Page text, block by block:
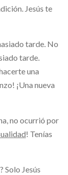
Jesús te
tarde. No
tarde.
una
¡Una nueva
no ocurrió por
! Tenías
Solo Jesús